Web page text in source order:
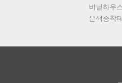
비닐하우
은색증착